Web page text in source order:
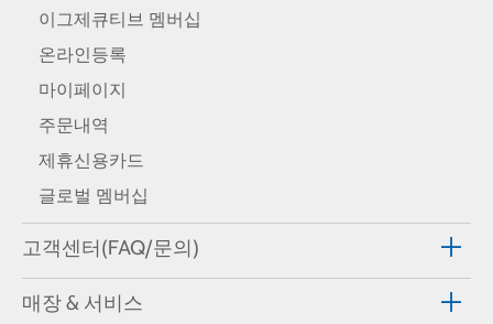
이그제큐티브 멤버십
온라인등록
마이페이지
주문내역
제휴신용카드
글로벌 멤버십
고객센터(FAQ/문의)
매장 & 서비스